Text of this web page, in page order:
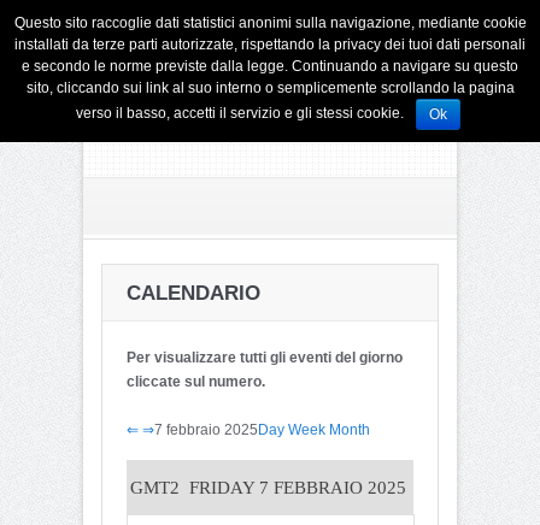
CALENDARIO
Per visualizzare tutti gli eventi del giorno
cliccate sul numero.
⇐ ⇒7 febbraio 2025Day Week Month
GMT2 FRIDAY 7 FEBBRAIO 2025
Questo sito raccoglie dati statistici anonimi sulla navigazione, mediante cookie
installati da terze parti autorizzate, rispettando la privacy dei tuoi dati personali
e secondo le norme previste dalla legge. Continuando a navigare su questo
sito, cliccando sui link al suo interno o semplicemente scrollando la pagina
verso il basso, accetti il servizio e gli stessi cookie.
Ok